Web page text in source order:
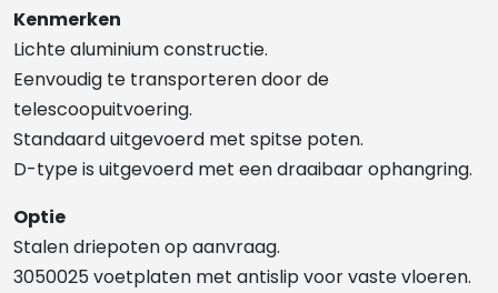
Kenmerken
Lichte aluminium constructie.
Eenvoudig te transporteren door de
telescoopuitvoering.
Standaard uitgevoerd met spitse poten.
D-type is uitgevoerd met een draaibaar ophangring.
Optie
Stalen driepoten op aanvraag.
3050025 voetplaten met antislip voor vaste vloeren.